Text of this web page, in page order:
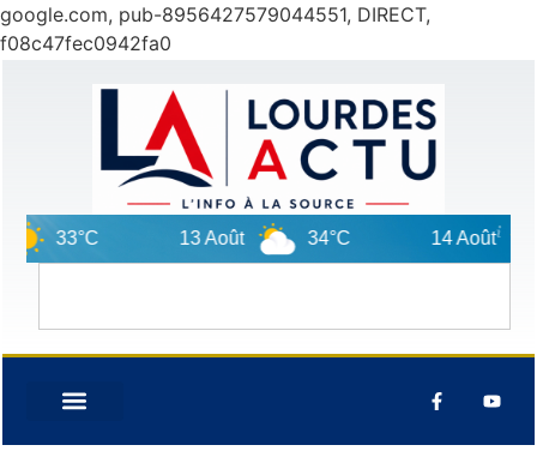
google.com, pub-8956427579044551, DIRECT,
f08c47fec0942fa0
33°C 13 Août 34°C 14 Août